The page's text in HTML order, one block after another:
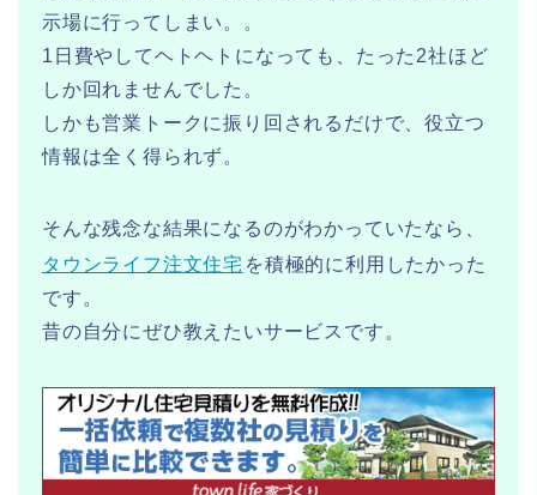
示場に行ってしまい。。
1日費やしてヘトヘトになっても、たった2社ほど
しか回れませんでした。
しかも営業トークに振り回されるだけで、役立つ
情報は全く得られず。
そんな残念な結果になるのがわかっていたなら、
タウンライフ注文住宅 を積極的に利用したかった
です。
昔の自分にぜひ教えたいサービスです。